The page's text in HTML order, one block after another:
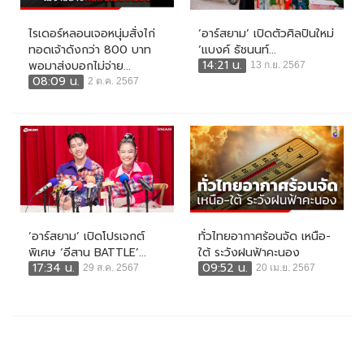
ไรเดอร์หลอนเจอหนุ่มสั่งไก่
ทอดเจ้าดังกว่า 800 บาท
พอมาส่งบอกไม่จ่าย...
08:09 น.
2 ต.ค. 2567
‘อาร์สยาม’ เปิดตัวศิลปินใหม่
‘แบงค์ ธัชนนท์...
14:21 น.
13 ก.ย. 2567
‘อาร์สยาม’ เปิดโปรเจกต์
พิเศษ ‘อีสาน BATTLE’...
17:34 น.
29 ส.ค. 2567
ทั่วไทยอากาศร้อนจัด เหนือ-
ใต้ ระวังฝนฟ้าคะนอง
09:52 น.
20 เม.ย. 2567